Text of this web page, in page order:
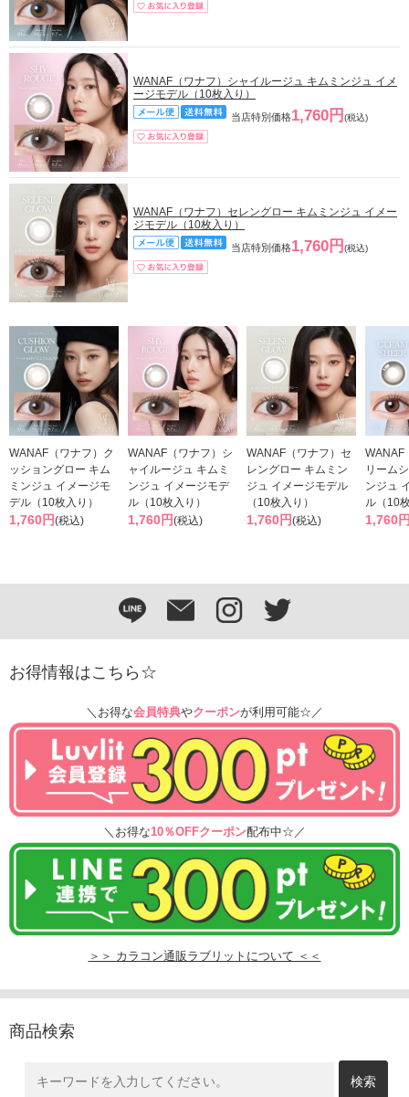
WANAF（ワナフ）シャイルージュ キムミンジュ イメ
ージモデル（10枚入り）
当店特別価格1,760円 (税込)
WANAF（ワナフ）セレングロー キムミンジュ イメー
ジモデル（10枚入り）
当店特別価格1,760円 (税込)
WANAF（ワナフ）ク
ッショングロー キム
ミンジュ イメージモ
デル（10枚入り）
1,760円(税込)
WANAF（ワナフ）シ
ャイルージュ キムミ
ンジュ イメージモデ
ル（10枚入り）
1,760円(税込)
WANAF（ワナフ）セ
レングロー キムミン
ジュ イメージモデル
（10枚入り）
1,760円(税込)
WANAF
リーム
ンジュ
ル（10
1,760
お得情報はこちら☆
＼お得な会員特典やクーポンが利用可能☆／
＼お得な10％OFFクーポン配布中☆／
＞＞ カラコン通販ラブリットについて ＜＜
商品検索